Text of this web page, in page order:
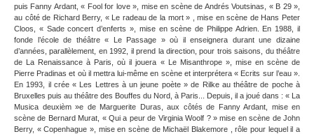
puis Fanny Ardant, « Fool for love », mise en scène de Andrés Voutsinas, « B 29 »,
au côté de Richard Berry, « Le radeau de la mort » , mise en scène de Hans Peter
Cloos, « Sade concert d’enferts », mise en scène de Philippe Adrien. En 1988, il
fonde l’école de théâtre « Le Passage » où il enseignera durant une dizaine
d’années, parallèlement, en 1992, il prend la direction, pour trois saisons, du théâtre
de La Renaissance à Paris, où il jouera « Le Misanthrope », mise en scène de
Pierre Pradinas et où il mettra lui-même en scène et interprétera « Ecrits sur l’eau ».
En 1993, il crée « Les Lettres à un jeune poète » de Rilke au théâtre de poche à
Bruxelles puis au théâtre des Bouffes du Nord, à Paris... Depuis, il a joué dans : « La
Musica deuxièm »e de Marguerite Duras, aux côtés de Fanny Ardant, mise en
scène de Bernard Murat, « Qui a peur de Virginia Woolf ? » mise en scène de John
Berry, « Copenhague », mise en scène de Michaël Blakemore , rôle pour lequel il a